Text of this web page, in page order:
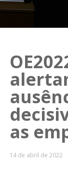
as
14 de abril de 2022